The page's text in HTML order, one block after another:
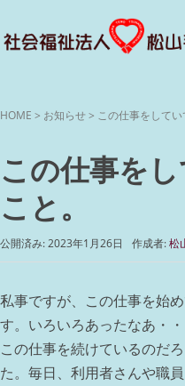
HOME > お知らせ> この仕事をしてい
この仕事を
こと。
公開済み: 2023年1月26日 作成者:松
私事ですが、この仕事を始
す。いろいろあったなあ・
この仕事を続けているのだ
た。毎日、利用者さんや職